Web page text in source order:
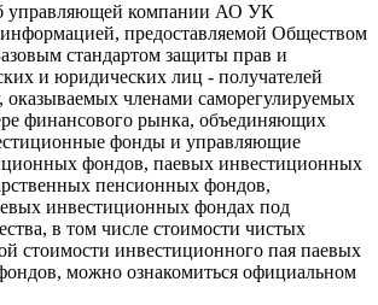
управляющей компании АО УК
предоставляемой Обществом
стандартом защиты прав и
и юридических лиц - получателей
оказываемых членами саморегулируемых
финансового рынка, объединяющих
фонды и управляющие
фондов, паевых инвестиционных
пенсионных фондов,
инвестиционных фондах под
в том числе стоимости чистых
стоимости инвестиционного пая паевых
можно ознакомиться официальном